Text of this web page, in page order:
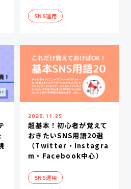
SNS運用
2020.11.25
超基本！初心者が覚えて
おきたいSNS用語20選
（Twitter・Instagra
m・Facebook中心）
SNS運用